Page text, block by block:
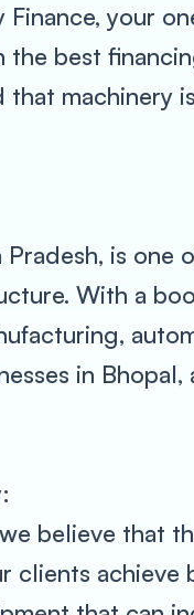
your
the best
that machinery
is
With a
in
believe that
clients